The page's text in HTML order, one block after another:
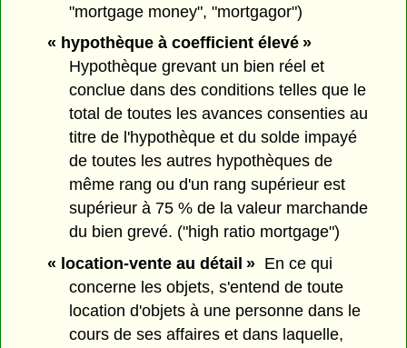
"mortgage money", "mortgagor")
« hypothèque à coefficient élevé »
Hypothèque grevant un bien réel et
conclue dans des conditions telles que le
total de toutes les avances consenties au
titre de l'hypothèque et du solde impayé
de toutes les autres hypothèques de
même rang ou d'un rang supérieur est
supérieur à 75 % de la valeur marchande
du bien grevé. ("high ratio mortgage")
« location-vente au détail »En ce qui
concerne les objets, s'entend de toute
location d'objets à une personne dans le
cours de ses affaires et dans laquelle,